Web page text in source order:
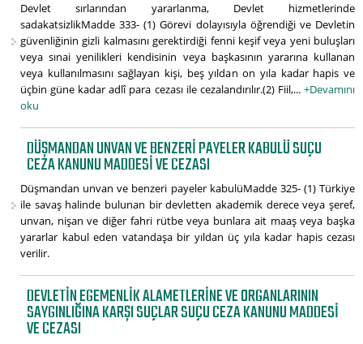
Devlet sırlarından yararlanma, Devlet hizmetlerinde
sadakatsizlikMadde 333- (1) Görevi dolayısıyla öğrendiği ve Devletin
güvenliğinin gizli kalmasını gerektirdiği fenni keşif veya yeni buluşları
veya sınai yenilikleri kendisinin veya başkasının yararına kullanan
veya kullanılmasını sağlayan kişi, beş yıldan on yıla kadar hapis ve
üçbin güne kadar adlî para cezası ile cezalandırılır.(2) Fiil,... +Devamını
oku
DÜŞMANDAN UNVAN VE BENZERI PAYELER KABULÜ SUÇU
CEZA KANUNU MADDESI VE CEZASI
Düşmandan unvan ve benzeri payeler kabulüMadde 325- (1) Türkiye
ile savaş halinde bulunan bir devletten akademik derece veya şeref,
unvan, nişan ve diğer fahri rütbe veya bunlara ait maaş veya başka
yararlar kabul eden vatandaşa bir yıldan üç yıla kadar hapis cezası
verilir.
DEVLETIN EGEMENLIK ALAMETLERINE VE ORGANLARININ
SAYGINLIĞINA KARŞI SUÇLAR SUÇU CEZA KANUNU MADDESI
VE CEZASI